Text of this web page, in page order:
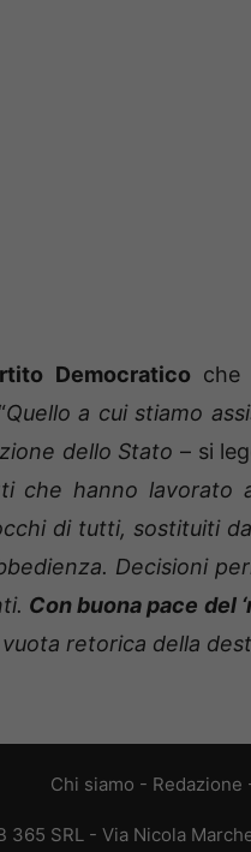
Democraticoche
Quello a cui stiamo
dello Stato – si
che hanno lavorato
di tutti, sostituiti
Decisioni
Con buona pace del
retorica della
Chi siamo - Redazione
SRL - Via Nicola